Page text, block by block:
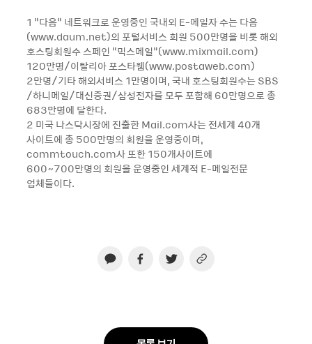
1 “다음“ 네트워크로 운영중인 국내외 E-메일자 수는 다음
(www.daum.net)의 포털서비스 회원 500만명을 비롯 해외
호스팅회원수 스페인 “믹스메일“(www.mixmail.com)
120만명/이탈리아 포스타웹(www.postaweb.com)
2만명/기타 해외서비스 1만명이며, 국내 호스팅회원수는 SBS
/하니메일/대신증권/삼성전자를 모두 포함해 60만명으로 총
683만명에 달한다.
2 미국 나스닥시장에 진출한 Mail.com사는 전세계 40개
사이트에 총 500만명의 회원을 운영중이며,
commtouch.com사 또한 150개사이트에
600~700만명의 회원을 운영중인 세계적 E-메일전문
업체들이다.